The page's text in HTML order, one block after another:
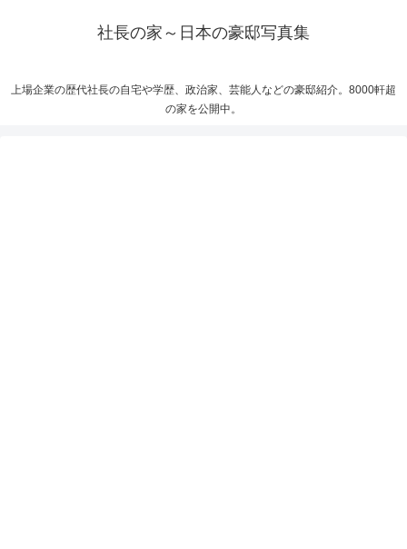
社長の家～日本の豪邸写真集
上場企業の歴代社長の自宅や学歴、政治家、芸能人などの豪邸紹介。8000軒超
の家を公開中。